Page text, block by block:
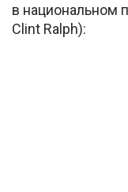
в национальном
Clint Ralph):